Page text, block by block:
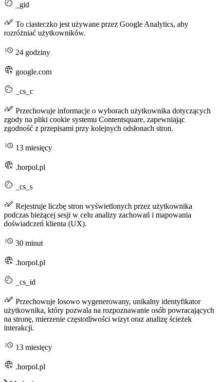
_gid
To ciasteczko jest używane przez Google Analytics, aby
rozróżniać użytkowników.
24 godziny
google.com
_cs_c
Przechowuje informacje o wyborach użytkownika dotyczących
zgody na pliki cookie systemu Contentsquare, zapewniając
zgodność z przepisami przy kolejnych odsłonach stron.
13 miesięcy
.horpol.pl
_cs_s
Rejestruje liczbę stron wyświetlonych przez użytkownika
podczas bieżącej sesji w celu analizy zachowań i mapowania
doświadczeń klienta (UX).
30 minut
.horpol.pl
_cs_id
Przechowuje losowo wygenerowany, unikalny identyfikator
użytkownika, który pozwala na rozpoznawanie osób powracających
na stronę, mierzenie częstotliwości wizyt oraz analizę ścieżek
interakcji.
13 miesięcy
.horpol.pl